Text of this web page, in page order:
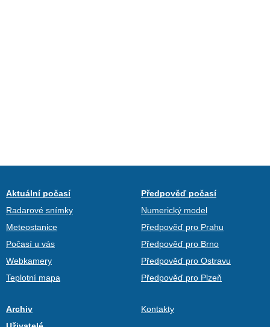
Aktuální počasí
Radarové snímky
Meteostanice
Počasí u vás
Webkamery
Teplotní mapa
Předpověď počasí
Numerický model
Předpověď pro Prahu
Předpověď pro Brno
Předpověď pro Ostravu
Předpověď pro Plzeň
Archiv
Kontakty